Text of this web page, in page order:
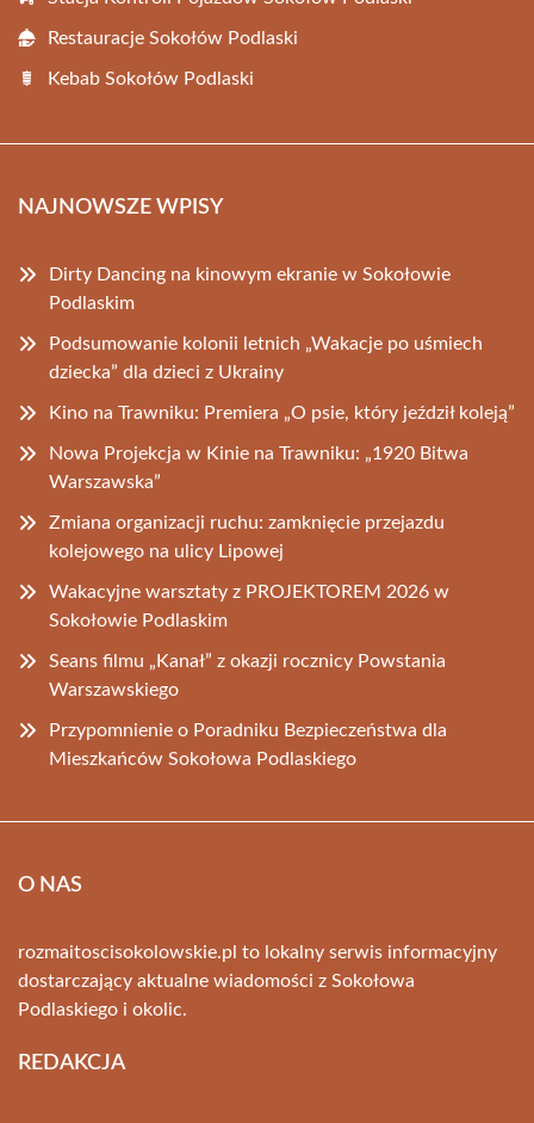
Restauracje Sokołów Podlaski
Kebab Sokołów Podlaski
NAJNOWSZE WPISY
Dirty Dancing na kinowym ekranie w Sokołowie
Podlaskim
Podsumowanie kolonii letnich „Wakacje po uśmiech
dziecka” dla dzieci z Ukrainy
Kino na Trawniku: Premiera „O psie, który jeździł koleją”
Nowa Projekcja w Kinie na Trawniku: „1920 Bitwa
Warszawska”
Zmiana organizacji ruchu: zamknięcie przejazdu
kolejowego na ulicy Lipowej
Wakacyjne warsztaty z PROJEKTOREM 2026 w
Sokołowie Podlaskim
Seans filmu „Kanał” z okazji rocznicy Powstania
Warszawskiego
Przypomnienie o Poradniku Bezpieczeństwa dla
Mieszkańców Sokołowa Podlaskiego
O NAS
rozmaitoscisokolowskie.pl to lokalny serwis informacyjny
dostarczający aktualne wiadomości z Sokołowa
Podlaskiego i okolic.
REDAKCJA